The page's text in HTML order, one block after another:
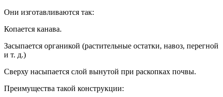
Они изготавливаются так:
Копается канава.
Засыпается органикой (растительные остатки, навоз, перегной
и т. д.)
Сверху насыпается слой вынутой при раскопках почвы.
Преимущества такой конструкции: